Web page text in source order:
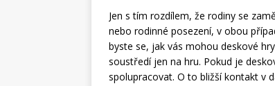
Jen s tím rozdílem, že rodiny se
nebo rodinné posezení, v obou
byste se, jak vás mohou deskové
soustředí jen na hru. Pokud je
spolupracovat. O to bližší kontakt v